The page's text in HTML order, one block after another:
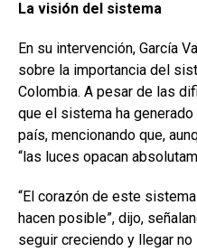
La visión del sistema
En su intervención, García
sobre la importancia del
Colombia. A pesar de las
que el sistema ha
país, mencionando que,
“las luces opacan
“El corazón de este
hacen posible”, dijo,
seguir creciendo y llegar